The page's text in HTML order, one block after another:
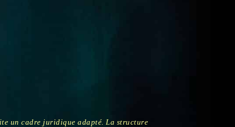
un cadre juridique adapté. La structure